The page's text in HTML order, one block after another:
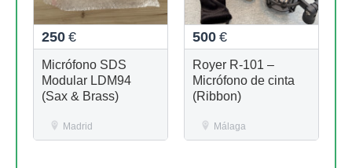
250 €
Micrófono SDS
Modular LDM94
(Sax & Brass)
Madrid
500 €
Royer R-101 –
Micrófono de cinta
(Ribbon)
Málaga